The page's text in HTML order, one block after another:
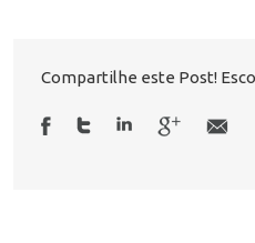
Compartilhe este Post!